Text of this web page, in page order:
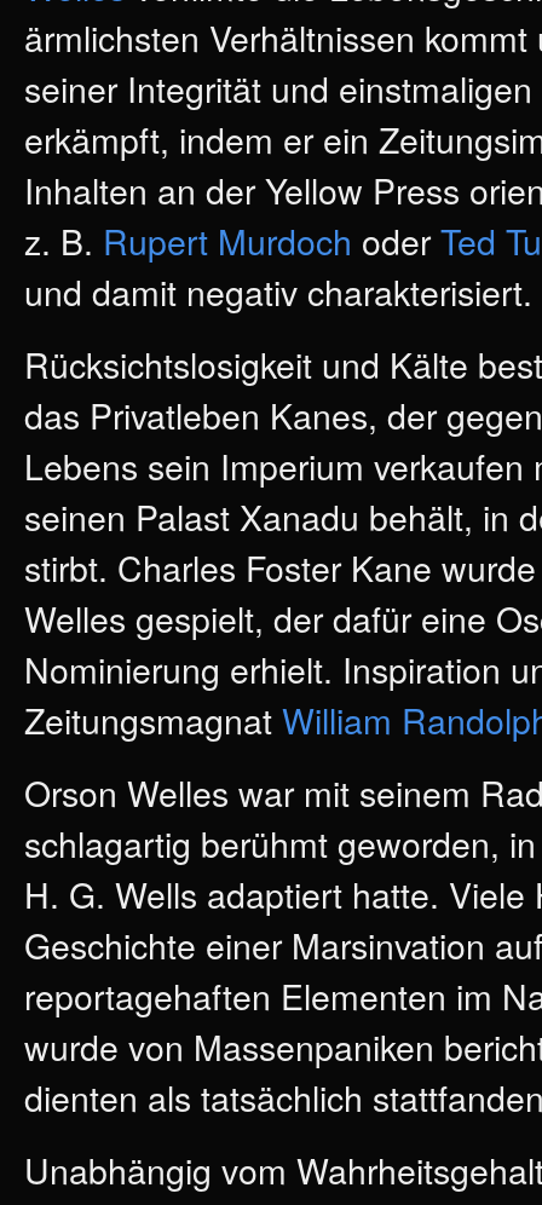
ärmlichsten Verhältnissen
seiner Integrität und
erkämpft, indem er ein
Inhalten an der Yellow Press
z. B. Rupert Murdoch oderTed
und damit negativ charakterisiert.
Rücksichtslosigkeit und Kälte
das Privatleben Kanes, der
Lebens sein Imperium verkaufen
seinen Palast Xanadu behält, in
stirbt. Charles Foster Kane
Welles gespielt, der dafür eine
Nominierung erhielt. Inspiration
ZeitungsmagnatWilliam
Orson Welles war mit seinem
schlagartig berühmt geworden,
H. G. Wells adaptiert hatte.
Geschichte einer Marsinvation
reportagehaften Elementen im
wurde von Massenpaniken
dienten als tatsächlich
Unabhängig vom